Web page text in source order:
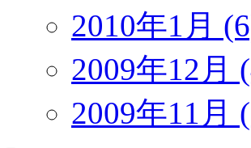
2010年1月
2009年12月
2009年11月